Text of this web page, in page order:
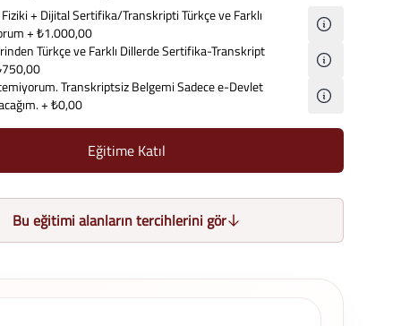
+ Dijital Sertifika/Transkripti Türkçe ve Farklı
+ ₺1.000,00
Türkçe ve Farklı Dillerde Sertifika-Transkript
Transkriptsiz Belgemi Sadece e-Devlet
+ ₺0,00
Eğitime Katıl
Bu eğitimi alanların tercihlerini gör